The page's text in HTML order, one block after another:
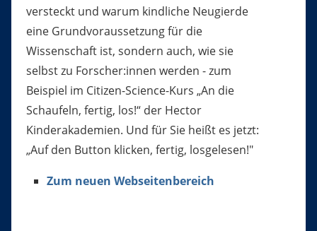
versteckt und warum kindliche Neugierde
eine Grundvoraussetzung für die
Wissenschaft ist, sondern auch, wie sie
selbst zu Forscher:innen werden - zum
Beispiel im Citizen-Science-Kurs „An die
Schaufeln, fertig, los!“ der Hector
Kinderakademien. Und für Sie heißt es jetzt:
„Auf den Button klicken, fertig, losgelesen!"
Zum neuen Webseitenbereich